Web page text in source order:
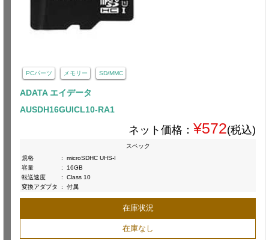
PCパーツ メモリー SD/MMC
ADATA エイデータ
AUSDH16GUICL10-RA1
ネット価格： ¥572(税込)
スペック
規格
:
microSDHC UHS-I
容量
:
16GB
転送速度
:
Class 10
変換アダプタ
: 付属
在庫状況
在庫なし